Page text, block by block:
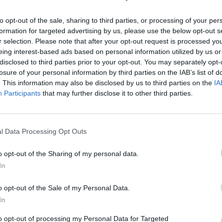
opt-out of the sale, sharing to third parties, or processing of your
for targeted advertising by us, please use the below opt-out
selection. Please note that after your opt-out request is processed
interest-based ads based on personal information utilized by us
to third parties prior to your opt-out. You may separately
of your personal information by third parties on the IAB’s list of
This information may also be disclosed by us to third parties on the
Participants that may further disclose it to other third parties.
Data Processing Opt Outs
opt-out of the Sharing of my personal data.
opt-out of the Sale of my Personal Data.
opt-out of processing my Personal Data for Targeted
joka on tottunut pelaamaan sääntöjen
Marchand on myös pelaaja, joka on tottunut
yksi osoitus siitä, miksi lähes kaikki vastustajat
Marchand iski Bruinsin 6-5 -vierasvoitossa Seattle
myös likaisissa tempuissa. Marchand ja
Marchand kaatoi Björkstandin maahan
ei voinut puolustautua millään tavalla.